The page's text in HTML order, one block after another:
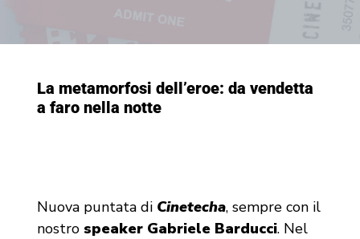
La metamorfosi dell’eroe: da vendetta
a faro nella notte
Nuova puntata di Cinetecha, sempre con il
nostro speaker Gabriele Barducci. Nel